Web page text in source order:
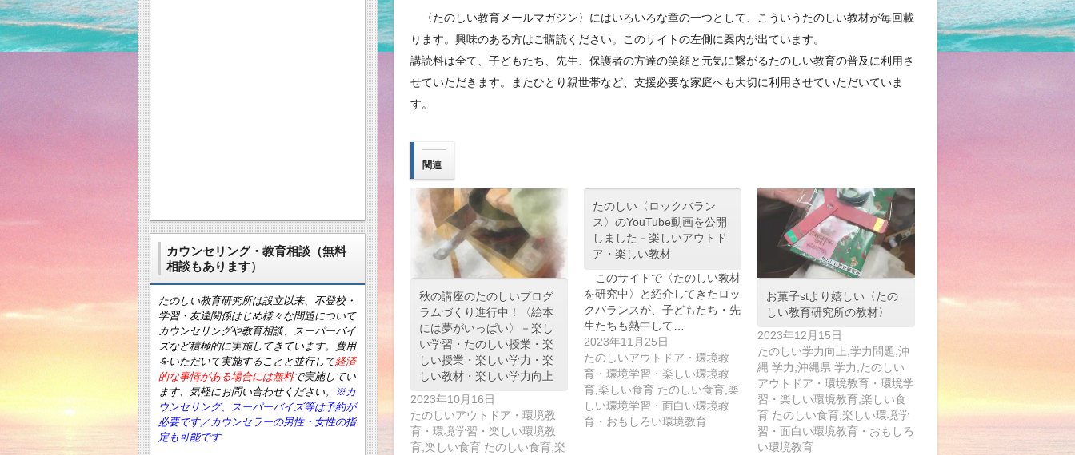
〈たのしい教育メールマガジン〉にはいろいろな章の一つとして、こういうたのしい教材が毎回載
ります。興味のある方はご購読ください。このサイトの左側に案内が出ています。
講読料は全て、子どもたち、先生、保護者の方達の笑顔と元気に繋がるたのしい教育の普及に利用さ
せていただきます。またひとり親世帯など、支援必要な家庭へも大切に利用させていただいていま
す。
関連
秋の講座のたのしいプログ
ラムづくり進行中！〈絵本
には夢がいっぱい〉－楽し
い学習・たのしい授業・楽
しい授業・楽しい学力・楽
しい教材・楽しい学力向上
2023年10月16日
たのしいアウトドア・環境教
育・環境学習・楽しい環境教
育,楽しい食育 たのしい食育,楽
たのしい〈ロックバラン
ス〉のYouTube動画を公開
しました－楽しいアウトド
ア・楽しい教材
このサイトで〈たのしい教材
を研究中〉と紹介してきたロッ
クバランスが、子どもたち・先
生たちも熱中して…
2023年11月25日
たのしいアウトドア・環境教
育・環境学習・楽しい環境教
育,楽しい食育 たのしい食育,楽
しい環境学習・面白い環境教
育・おもしろい環境教育
お菓子stより嬉しい〈たの
しい教育研究所の教材〉
2023年12月15日
たのしい学力向上,学力問題,沖
縄 学力,沖縄県 学力,たのしい
アウトドア・環境教育・環境学
習・楽しい環境教育,楽しい食
育 たのしい食育,楽しい環境学
習・面白い環境教育・おもしろ
い環境教育
カウンセリング・教育相談（無料
相談もあります）
たのしい教育研究所は設立以来、不登校・
学習・友達関係はじめ様々な問題について
カウンセリングや教育相談、スーパーバイ
ズなど積極的に実施してきています。費用
をいただいて実施することと並行して経済
的な事情がある場合には無料で実施してい
ます、気軽にお問い合わせください。
※カ
ウンセリング、スーパーバイズ等は予約が
必要です／カウンセラーの男性・女性の指
定も可能です